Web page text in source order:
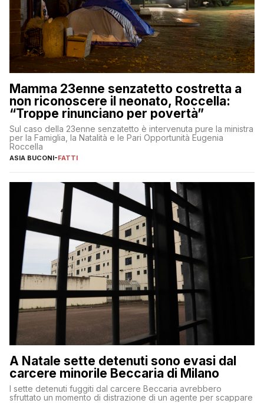
Mamma 23enne senzatetto costretta a
non riconoscere il neonato, Roccella:
“Troppe rinunciano per povertà”
Sul caso della 23enne senzatetto è intervenuta pure la ministra
per la Famiglia, la Natalità e le Pari Opportunità Eugenia
Roccella
ASIA BUCONI-FATTI
A Natale sette detenuti sono evasi dal
carcere minorile Beccaria di Milano
I sette detenuti fuggiti dal carcere Beccaria avrebbero
sfruttato un momento di distrazione di un agente per scappare